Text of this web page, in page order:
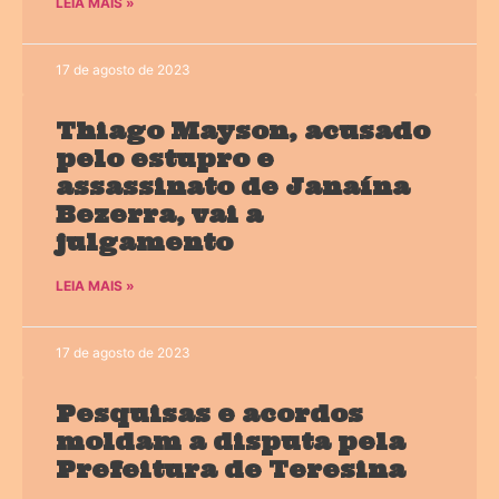
17 de agosto de 2023
Thiago Mayson, acusado
pelo estupro e
assassinato de Janaína
Bezerra, vai a
julgamento
LEIA MAIS »
17 de agosto de 2023
Pesquisas e acordos
moldam a disputa pela
Prefeitura de Teresina